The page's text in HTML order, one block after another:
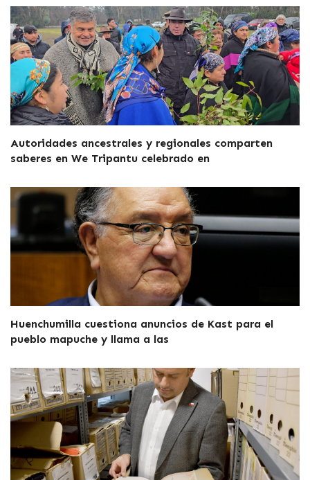
Autoridades ancestrales y regionales comparten
saberes en We Tripantu celebrado en
Huenchumilla cuestiona anuncios de Kast para el
pueblo mapuche y llama a las